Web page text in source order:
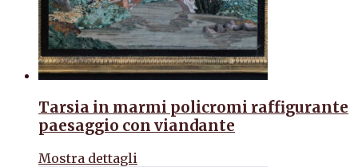
Tarsia in marmi policromi raffigurante
paesaggio con viandante
Mostra dettagli